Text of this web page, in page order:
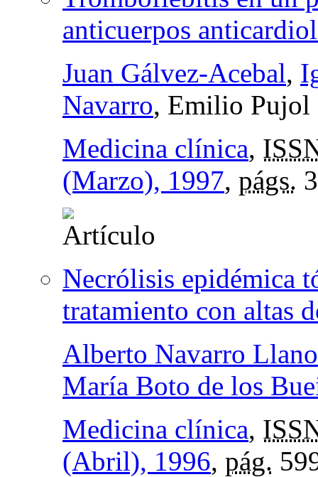
anticuerpos
Juan Gálvez-Acebal,
Navarro, Emilio Pujol
Medicina clínica,
(Marzo), 1997, págs.
Necrólisis epidémica
tratamiento con altas
Alberto Navarro
María Boto de los
Medicina clínica,
(Abril), 1996, pág.